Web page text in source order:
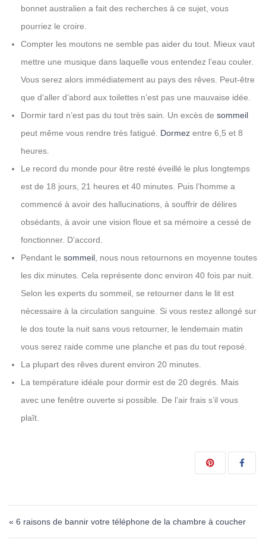
bonnet australien a fait des recherches à ce sujet, vous
pourriez le croire.
Compter les moutons ne semble pas aider du tout. Mieux vaut
mettre une musique dans laquelle vous entendez l’eau couler.
Vous serez alors immédiatement au pays des rêves. Peut-être
que d’aller d’abord aux toilettes n’est pas une mauvaise idée.
Dormir tard n’est pas du tout très sain. Un excès de sommeil
peut même vous rendre très fatigué. Dormez entre 6,5 et 8
heures.
Le record du monde pour être resté éveillé le plus longtemps
est de 18 jours, 21 heures et 40 minutes. Puis l’homme a
commencé à avoir des hallucinations, à souffrir de délires
obsédants, à avoir une vision floue et sa mémoire a cessé de
fonctionner. D’accord.
Pendant le sommeil , nous nous retournons en moyenne toutes
les dix minutes. Cela représente donc environ 40 fois par nuit.
Selon les experts du sommeil, se retourner dans le lit est
nécessaire à la circulation sanguine. Si vous restez allongé sur
le dos toute la nuit sans vous retourner, le lendemain matin
vous serez raide comme une planche et pas du tout reposé.
La plupart des rêves durent environ 20 minutes.
La température idéale pour dormir est de 20 degrés. Mais
avec une fenêtre ouverte si possible. De l’air frais s’il vous
plaît.
Navigation de l’article
« 6 raisons de bannir votre téléphone de la chambre à coucher